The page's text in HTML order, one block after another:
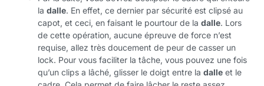
la dalle. En effet, ce dernier par sécurité est clipsé au
capot, et ceci, en faisant le pourtour de la dalle. Lors
de cette opération, aucune épreuve de force n’est
requise, allez très doucement de peur de casser un
lock. Pour vous faciliter la tâche, vous pouvez une fois
qu’un clips a lâché, glisser le doigt entre la dalle et le